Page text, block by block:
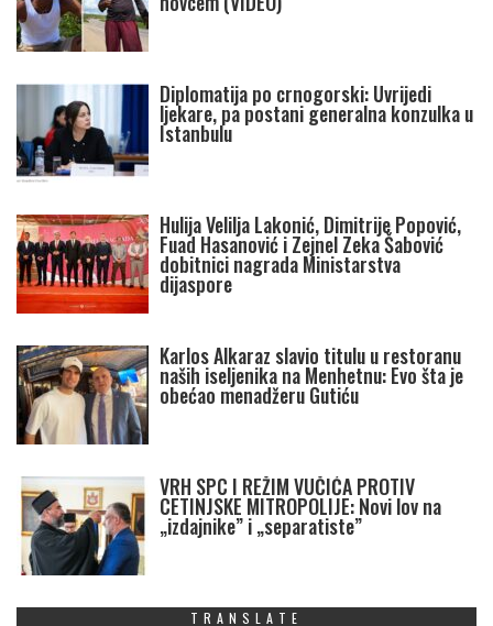
Diplomatija po crnogorski: Uvrijedi
ljekare, pa postani generalna konzulka u
Istanbulu
Hulija Velilja Lakonić, Dimitrije Popović,
Fuad Hasanović i Zejnel Zeka Šabović
dobitnici nagrada Ministarstva
dijaspore
Karlos Alkaraz slavio titulu u restoranu
naših iseljenika na Menhetnu: Evo šta je
obećao menadžeru Gutiću
VRH SPC I REŽIM VUČIĆA PROTIV
CETINJSKE MITROPOLIJE: Novi lov na
„izdajnike” i „separatiste”
TRANSLATE